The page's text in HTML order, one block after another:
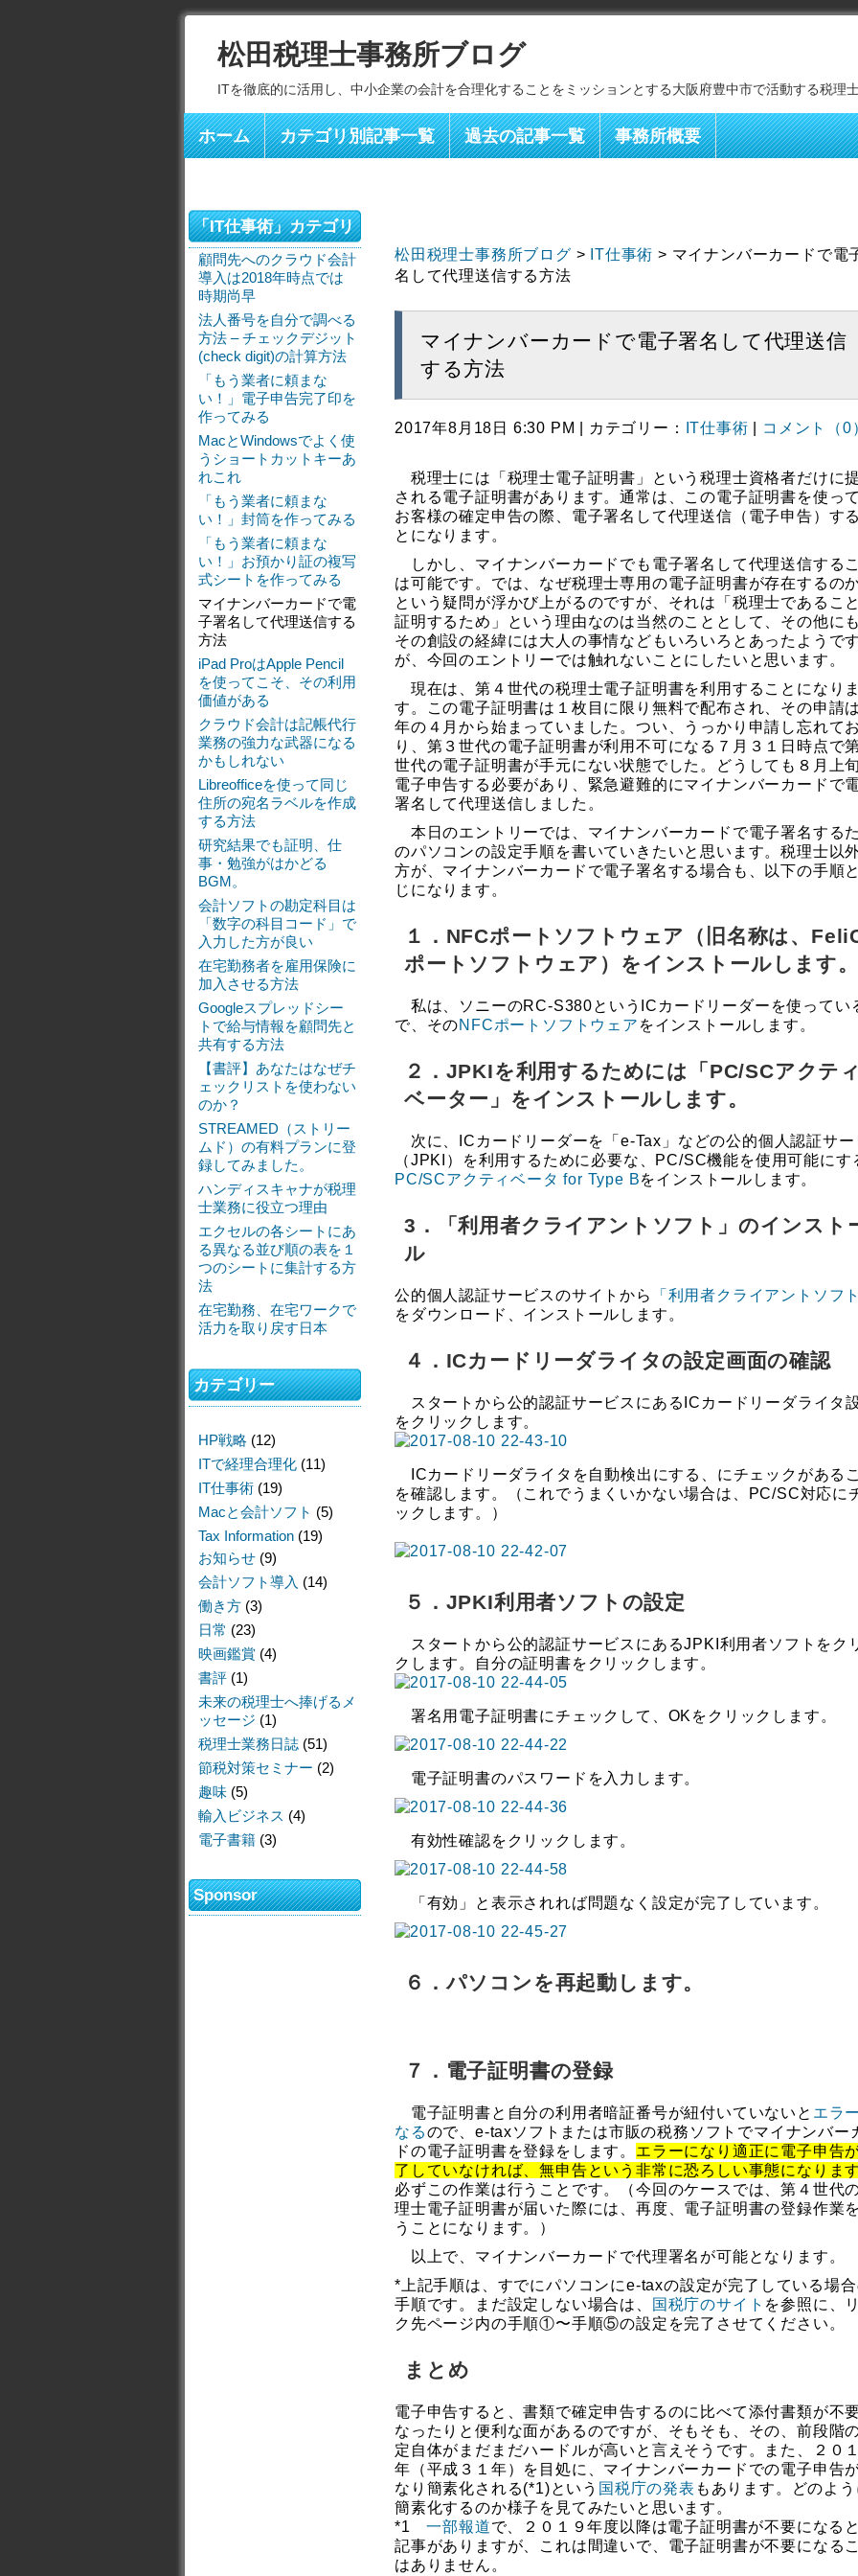
松田税理士事務所ブログ
ITを徹底的に活用し、中小企業の会計を合理化することをミッションとする大阪府豊中市で活動する税理
ホーム カテゴリ別記事一覧 過去の記事一覧 事務所概要
松田税理士事務所ブログ > IT仕事術 > マイナンバーカードで電
名して代理送信する方法
マイナンバーカードで電子署名して代理送信
する方法
2017年8月18日 6:30 PM | カテゴリー： IT仕事術 コメント（0
税理士には「税理士電子証明書」という税理士資格者だけに
される電子証明書があります。通常は、この電子証明書を使って
お客様の確定申告の際、電子署名して代理送信（電子申告）す
とになります。
しかし、マイナンバーカードでも電子署名して代理送信する
は可能です。では、なぜ税理士専用の電子証明書が存在するの
という疑問が浮かび上がるのですが、それは「税理士であるこ
証明するため」という理由なのは当然のこととして、その他にも
その創設の経緯には大人の事情などもいろいろとあったようです
が、今回のエントリーでは触れないことにしたいと思います。
現在は、第４世代の税理士電子証明書を利用することになりま
す。この電子証明書は１枚目に限り無料で配布され、その申請
年の４月から始まっていました。つい、うっかり申請し忘れてお
り、第３世代の電子証明書が利用不可になる７月３１日時点で
世代の電子証明書が手元にない状態でした。どうしても８月上
電子申告する必要があり、緊急避難的にマイナンバーカードで
署名して代理送信しました。
本日のエントリーでは、マイナンバーカードで電子署名する
のパソコンの設定手順を書いていきたいと思います。税理士以
方が、マイナンバーカードで電子署名する場合も、以下の手順
じになります。
１．NFCポートソフトウェア（旧名称は、
ポートソフトウェア）をインストールします。
私は、ソニーのRC-S380というICカードリーダーを使ってい
で、そのNFCポートソフトウェア をインストールします。
２．JPKIを利用するためには「PC/SCアクティ
ベーター」をインストールします。
次に、ICカードリーダーを「e-Tax」などの公的個人認証サー
（JPKI）を利用するために必要な、PC/SC機能を使用可能にす
PC/SCアクティベータ for Type Bをインストールします。
3．「利用者クライアントソフト」のインスト
ル
公的個人認証サービスのサイトから
「利用者クライアントソフト
をダウンロード、インストールします。
４．ICカードリーダライタの設定画面の確認
スタートから公的認証サービスにあるICカードリーダライタ
をクリックします。
ICカードリーダライタを自動検出にする、にチェックがある
を確認します。（これでうまくいかない場合は、PC/SC対応に
ックします。）
５．JPKI利用者ソフトの設定
スタートから公的認証サービスにあるJPKI利用者ソフトをク
クします。自分の証明書をクリックします。
署名用電子証明書にチェックして、OKをクリックします。
電子証明書のパスワードを入力します。
有効性確認をクリックします。
「有効」と表示されれば問題なく設定が完了しています。
６．パソコンを再起動します。
７．電子証明書の登録
電子証明書と自分の利用者暗証番号が紐付いていないと エラ
なるので、e-taxソフトまたは市販の税務ソフトでマイナンバー
ドの電子証明書を登録をします。 エラーになり適正に電子申告
了していなければ、無申告という非常に恐ろしい事態になります
必ずこの作業は行うことです。（今回のケースでは、第４世代
理士電子証明書が届いた際には、再度、電子証明書の登録作業
うことになります。）
以上で、マイナンバーカードで代理署名が可能となります。
*上記手順は、すでにパソコンにe-taxの設定が完了している場
手順です。まだ設定しない場合は、
国税庁のサイト を参照に、
ク先ページ内の手順①〜手順⑤の設定を完了させてください。
まとめ
電子申告すると、書類で確定申告するのに比べて添付書類が不
なったりと便利な面があるのですが、そもそも、その、前段階
定自体がまだまだハードルが高いと言えそうです。また、２０
年（平成３１年）を目処に、マイナンバーカードでの電子申告
なり簡素化される(*1)という 国税庁の発表 もあります。どのよう
簡素化するのか様子を見てみたいと思います。
*1一部報道で、２０１９年度以降は電子証明書が不要になる
記事がありますが、これは間違いで、電子証明書が不要になる
はありません。
「IT仕事術」カテゴリ
顧問先へのクラウド会計
導入は2018年時点では
時期尚早
法人番号を自分で調べる
方法 – チェックデジット
(check digit)の計算方法
「もう業者に頼まな
い！」電子申告完了印を
作ってみる
MacとWindowsでよく使
うショートカットキーあ
れこれ
「もう業者に頼まな
い！」封筒を作ってみる
「もう業者に頼まな
い！」お預かり証の複写
式シートを作ってみる
マイナンバーカードで電
子署名して代理送信する
方法
iPad ProはApple Pencil‎
を使ってこそ、その利用
価値がある
クラウド会計は記帳代行
業務の強力な武器になる
かもしれない
Libreofficeを使って同じ
住所の宛名ラベルを作成
する方法
研究結果でも証明、仕
事・勉強がはかどる
BGM。
会計ソフトの勘定科目は
「数字の科目コード」で
入力した方が良い
在宅勤務者を雇用保険に
加入させる方法
Googleスプレッドシー
トで給与情報を顧問先と
共有する方法
【書評】あなたはなぜチ
ェックリストを使わない
のか？
STREAMED（ストリー
ムド）の有料プランに登
録してみました。
ハンディスキャナが税理
士業務に役立つ理由
エクセルの各シートにあ
る異なる並び順の表を１
つのシートに集計する方
法
在宅勤務、在宅ワークで
活力を取り戻す日本
カテゴリー
HP戦略 (12)
ITで経理合理化 (11)
IT仕事術 (19)
Macと会計ソフト (5)
Tax Information (19)
お知らせ (9)
会計ソフト導入 (14)
働き方 (3)
日常 (23)
映画鑑賞 (4)
書評 (1)
未来の税理士へ捧げるメ
ッセージ (1)
税理士業務日誌 (51)
節税対策セミナー (2)
趣味 (5)
輸入ビジネス (4)
電子書籍 (3)
Sponsor